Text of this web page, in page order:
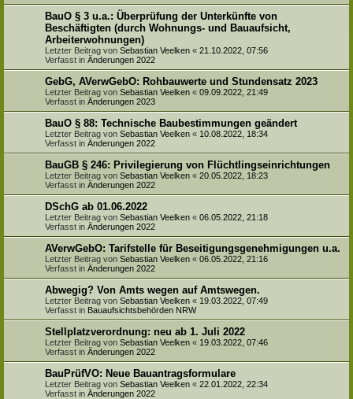
BauO § 3 u.a.: Überprüfung der Unterkünfte von
Beschäftigten (durch Wohnungs- und Bauaufsicht,
Arbeiterwohnungen)
Letzter Beitrag von Sebastian Veelken « 21.10.2022, 07:56
Verfasst in Änderungen 2022
GebG, AVerwGebO: Rohbauwerte und Stundensatz 2023
Letzter Beitrag von Sebastian Veelken « 09.09.2022, 21:49
Verfasst in Änderungen 2023
BauO § 88: Technische Baubestimmungen geändert
Letzter Beitrag von Sebastian Veelken « 10.08.2022, 18:34
Verfasst in Änderungen 2022
BauGB § 246: Privilegierung von Flüchtlingseinrichtungen
Letzter Beitrag von Sebastian Veelken « 20.05.2022, 18:23
Verfasst in Änderungen 2022
DSchG ab 01.06.2022
Letzter Beitrag von Sebastian Veelken « 06.05.2022, 21:18
Verfasst in Änderungen 2022
AVerwGebO: Tarifstelle für Beseitigungsgenehmigungen u.a.
Letzter Beitrag von Sebastian Veelken « 06.05.2022, 21:16
Verfasst in Änderungen 2022
Abwegig? Von Amts wegen auf Amtswegen.
Letzter Beitrag von Sebastian Veelken « 19.03.2022, 07:49
Verfasst in Bauaufsichtsbehörden NRW
Stellplatzverordnung: neu ab 1. Juli 2022
Letzter Beitrag von Sebastian Veelken « 19.03.2022, 07:46
Verfasst in Änderungen 2022
BauPrüfVO: Neue Bauantragsformulare
Letzter Beitrag von Sebastian Veelken « 22.01.2022, 22:34
Verfasst in Änderungen 2022